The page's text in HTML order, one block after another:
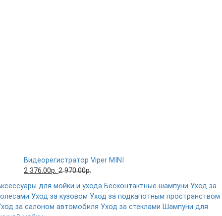
Видеорегистратор Viper MINI
2 376.00р. 2 970.00р.
для мойки и ухода Бесконтактные шампуни Уход за
Уход за кузовом Уход за подкапотным пространством
за салоном автомобиля Уход за стеклами Шампуни для